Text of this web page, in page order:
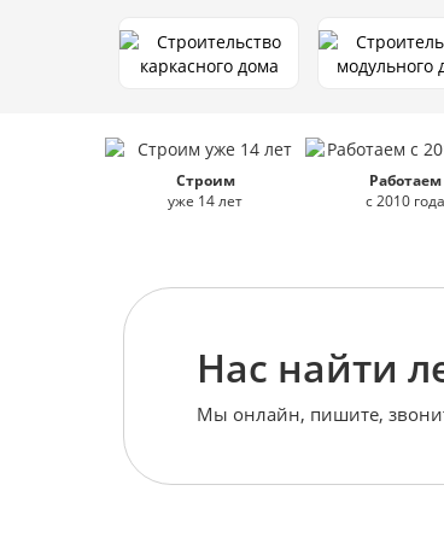
Строим
уже 14 лет
Работаем
с 2010 года
Нас найти
Мы онлайн, пишите,